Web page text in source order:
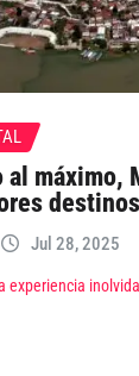
al máximo,
destinos
Jul 28, 2025
experiencia